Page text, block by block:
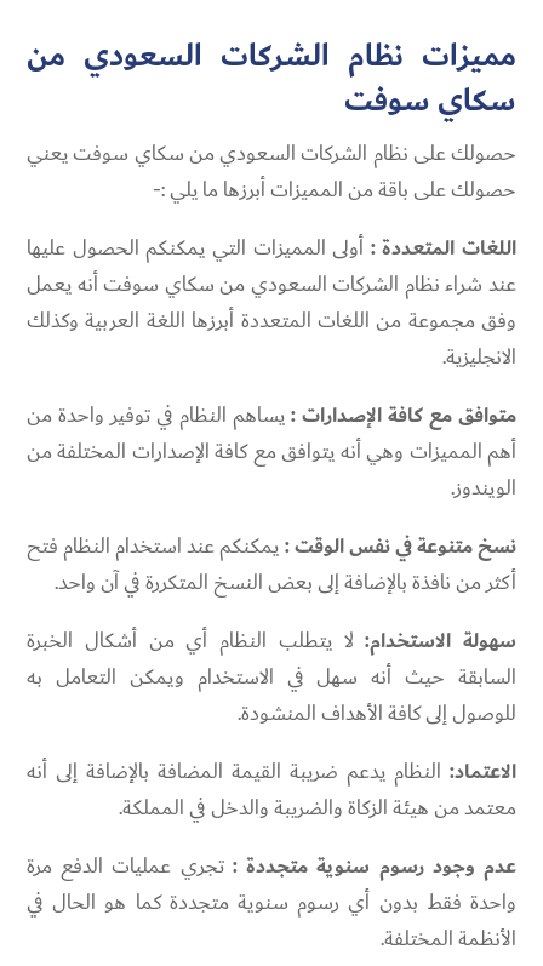
مميزات نظام الشركات السعودي من
سكاي سوفت
حصولك على نظام الشركات السعودي من سكاي سوفت يعني
حصولك على باقة من المميزات أبرزها ما يلي :-
اللغات المتعددة : أولى المميزات التي يمكنكم الحصول عليها
عند شراء نظام الشركات السعودي من سكاي سوفت أنه يعمل
وفق مجموعة من اللغات المتعددة أبرزها اللغة العربية وكذلك
الانجليزية.
متوافق مع كافة الإصدارات :يساهم النظام في توفير واحدة من
أهم المميزات وهي أنه يتوافق مع كافة الإصدارات المختلفة من
الويندوز.
نسخ متنوعة في نفس الوقت :يمكنكم عند استخدام النظام فتح
أكثر من نافذة بالإضافة إلى بعض النسخ المتكررة في آن واحد.
سهولة الاستخدام: لا يتطلب النظام أي من أشكال الخبرة
السابقة حيث أنه سهل في الاستخدام ويمكن التعامل به
للوصول إلى كافة الأهداف المنشودة.
الاعتماد: النظام يدعم ضريبة القيمة المضافة بالإضافة إلى أنه
معتمد من هيئة الزكاة والضريبة والدخل في المملكة.
عدم وجود رسوم سنوية متجددة :تجري عمليات الدفع مرة
واحدة فقط بدون أي رسوم سنوية متجددة كما هو الحال في
الأنظمة المختلفة.